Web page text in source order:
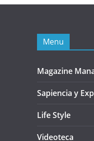
Menu
Magazine
Sapiencia y
Life Style
Videoteca